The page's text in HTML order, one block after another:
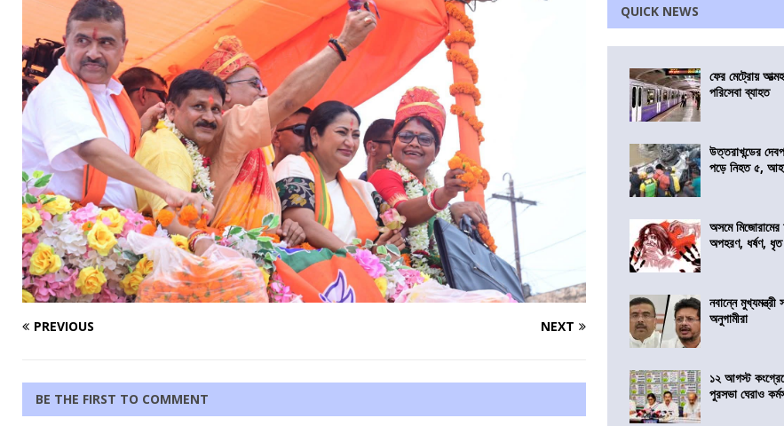
PREVIOUS NEXT
BE THE FIRST TO COMMENT
QUICK NEWS
ফের মেট্রোয়
পরিসেবা ব্যাহত
উত্তরাখন্ডের
পড়ে নিহত ৫,
অসমে মিজোরামের
অপহরণ, ধর্ষণ,
নবান্নে
অনুগামীরা
১২ আগস্ট
পুরসভা ঘেরাও